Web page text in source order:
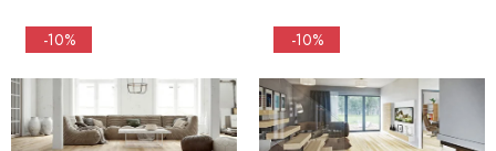
Panouri si usi de dus
Cadite de dus
Rigole de dus
-10% -10%